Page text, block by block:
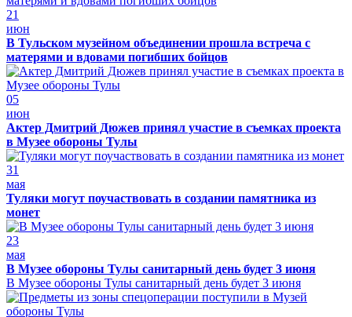
21
июн
В Тульском музейном объединении прошла встреча с
матерями и вдовами погибших бойцов
05
июн
Актер Дмитрий Дюжев принял участие в съемках проекта
в Музее обороны Тулы
31
мая
Туляки могут поучаствовать в создании памятника из
монет
23
мая
В Музее обороны Тулы санитарный день будет 3 июня
В Музее обороны Тулы санитарный день будет 3 июня